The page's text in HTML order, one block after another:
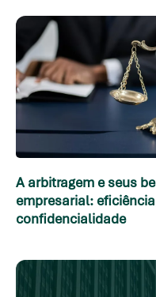
A arbitragem e seus
empresarial:
confidencialidade